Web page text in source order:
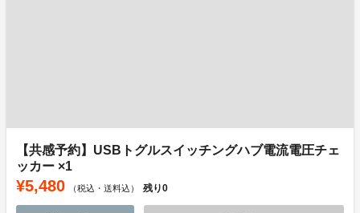
【共感予約】USBトグルスイッチングハブ電流電圧チェ
ッカー ×1
¥5,480 （税込・送料込） 残り0